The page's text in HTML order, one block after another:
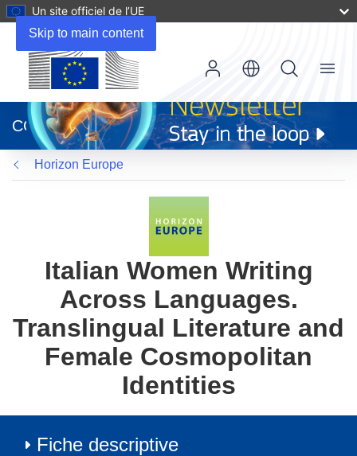
Skip to main content
Un site officiel de l’UE
dans
une
nouvelle
fenêtre)
CORDIS
Menu
Horizon Europe
Italian Women Writing
Across Languages.
Translingual Literature and
Female Cosmopolitan
Identities
Fiche descriptive